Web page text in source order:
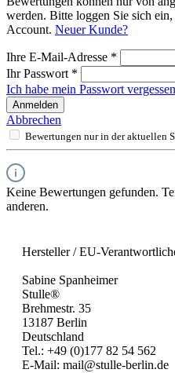
werden. Bitte loggen Sie sich
Account. Neuer Kunde?
Ihre E-Mail-Adresse *
Ihr Passwort *
Ich habe mein Passwort
Anmelden
Abbrechen
Bewertungen nur in der aktuellen
Keine Bewertungen gefunden.
anderen.
Hersteller / EU-
Sabine Spanheimer
Stulle®
Brehmestr. 35
13187 Berlin
Deutschland
Tel.: +49 (0)177 82 54 562
E-Mail: mail@stulle-berlin.de